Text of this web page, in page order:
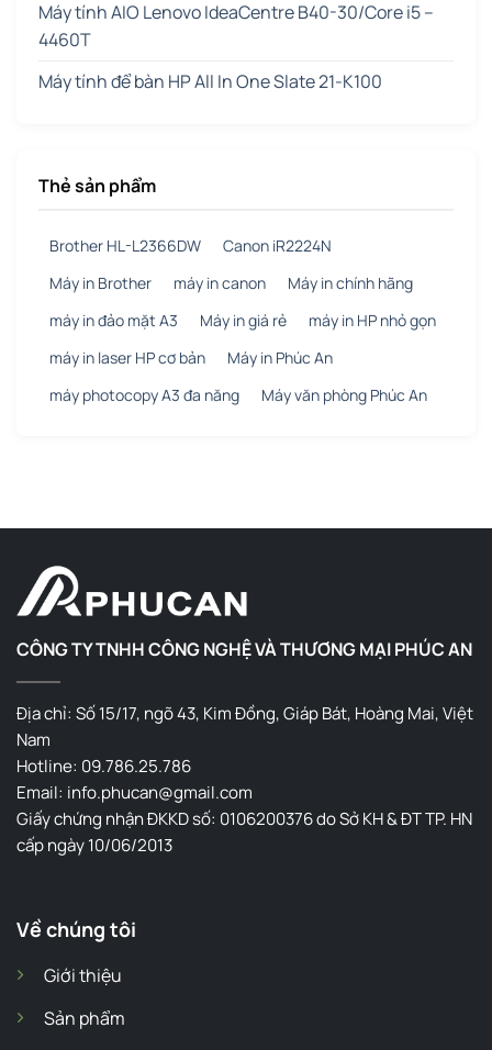
Máy tính AIO Lenovo IdeaCentre B40-30/Core i5 –
4460T
Máy tính để bàn HP All In One Slate 21-K100
Thẻ sản phẩm
Brother HL-L2366DW
Canon iR2224N
Máy in Brother
máy in canon
Máy in chính hãng
máy in đảo mặt A3
Máy in giá rẻ
máy in HP nhỏ gọn
máy in laser HP cơ bản
Máy in Phúc An
máy photocopy A3 đa năng
Máy văn phòng Phúc An
CÔNG TY TNHH CÔNG NGHỆ VÀ THƯƠNG MẠI PHÚC AN
Địa chỉ: Số 15/17, ngõ 43, Kim Đồng, Giáp Bát, Hoàng Mai, Việt
Nam
Hotline: 09.786.25.786
Email: info.phucan@gmail.com
Giấy chứng nhận ĐKKD số: 0106200376 do Sở KH & ĐT TP. HN
cấp ngày 10/06/2013
Về chúng tôi
Giới thiệu
Sản phẩm